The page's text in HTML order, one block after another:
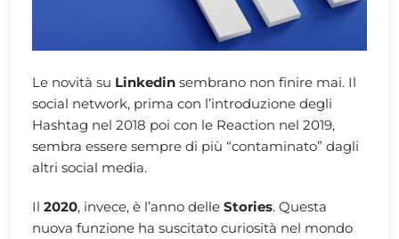
Le novità su Linkedin sembrano non finire mai. Il
social network, prima con l’introduzione degli
Hashtag nel 2018 poi con le Reaction nel 2019,
sembra essere sempre di più “contaminato” dagli
altri social media.
Il 2020, invece, è l’anno delle Stories. Questa
nuova funzione ha suscitato curiosità nel mondo